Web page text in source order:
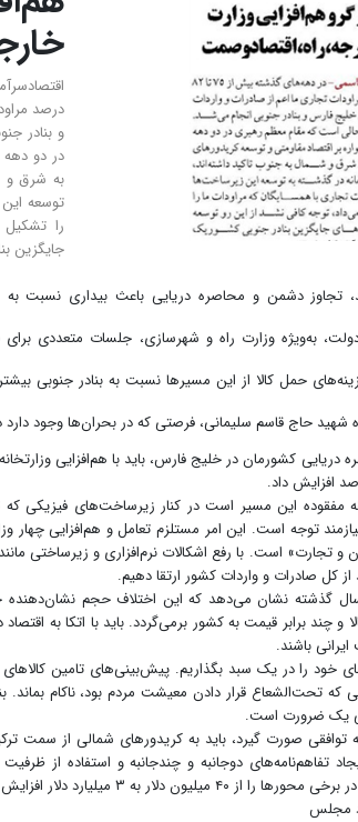
درصد
و بنادر
در دو دهه
به شرق و
توسعه
را
جایگزین
تجاوز دشمن و محاصره دریایی باعث بیداری نسبت
به‌ویژه وزارت راه و شهرسازی، جلسات متعددی
حمل کالا از این مسیرها نسبت به بنادر جنوبی
شهید حاج قاسم سلیمانی، فرصتی که در بحران‌ها وجود
دریایی کشورمان در خلیج فارس، باید با هم‌افزایی
مفقوده این مسیر است در کنار زیرساخت‌های فیزیکی
توجه است. این امر مستلزم تعامل و هم‌افزایی چهار
گذشته نشان می‌دهد که این اختلاف حجم
و چند برابر قیمت به کشور برمی‌گردد. باید با اتکا به
باشند.
که تحت‌الشعاع قرار دادن معیشت مردم بود، ناکام بماند.
یک ضرورت است.
صورت گیرد، باید به کریدورهای شمالی از سمت
دلار به ۳ میلیارد دلار افزایش دهیم.
مجلس